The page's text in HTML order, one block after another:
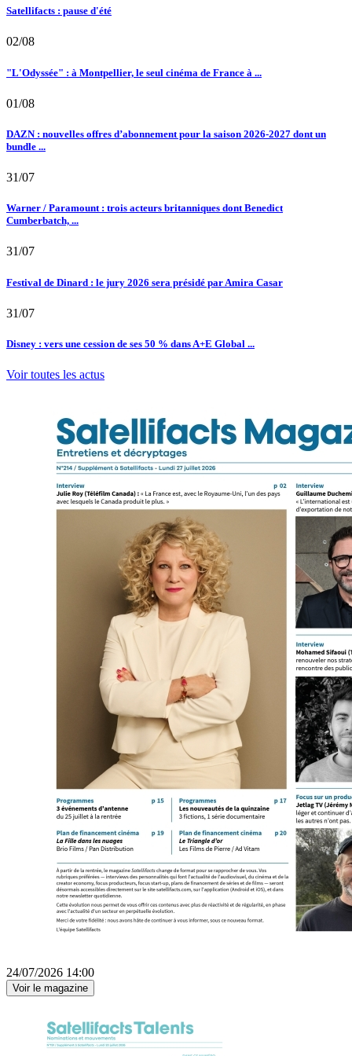
Satellifacts : pause d'été
02/08
"L'Odyssée" : à Montpellier, le seul cinéma de France à ...
01/08
DAZN : nouvelles offres d’abonnement pour la saison 2026-2027 dont un
bundle ...
31/07
Warner / Paramount : trois acteurs britanniques dont Benedict
Cumberbatch, ...
31/07
Festival de Dinard : le jury 2026 sera présidé par Amira Casar
31/07
Disney : vers une cession de ses 50 % dans A+E Global ...
Voir toutes les actus
24/07/2026 14:00
Voir le magazine